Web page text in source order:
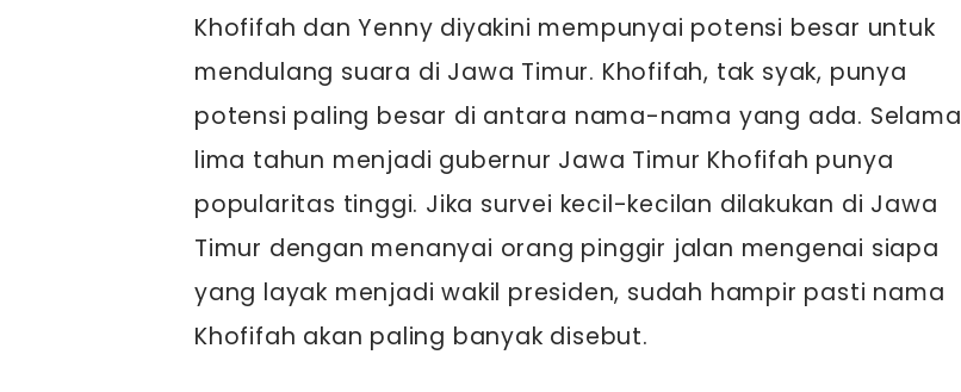
Khofifah dan Yenny diyakini mempunyai potensi besar untuk
mendulang suara di Jawa Timur. Khofifah, tak syak, punya
potensi paling besar di antara nama-nama yang ada. Selama
lima tahun menjadi gubernur Jawa Timur Khofifah punya
popularitas tinggi. Jika survei kecil-kecilan dilakukan di Jawa
Timur dengan menanyai orang pinggir jalan mengenai siapa
yang layak menjadi wakil presiden, sudah hampir pasti nama
Khofifah akan paling banyak disebut.